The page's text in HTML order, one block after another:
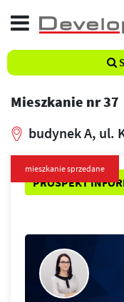
Mieszkanie nr 37
budynek A, ul.
PROSPEKT
mieszkanie sprzedane